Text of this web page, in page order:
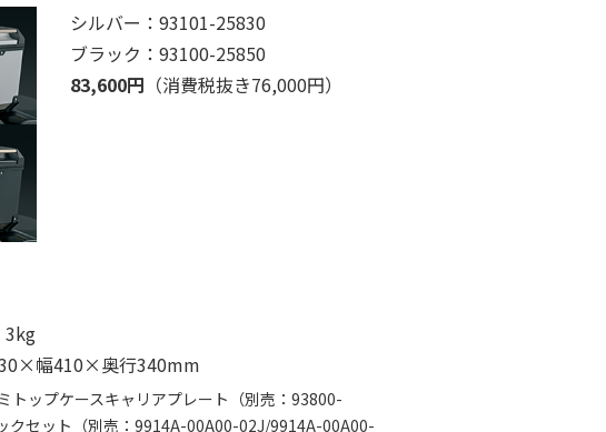
シルバー：93101-25830
ブラック：93100-25850
83,600円 （消費税抜き76,000円）
3kg
幅410×奥行340mm
トップケースキャリアプレート（別売：93800-
クセット（別売：9914A-00A00-02J/9914A-00A00-